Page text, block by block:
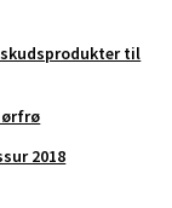
til
2018